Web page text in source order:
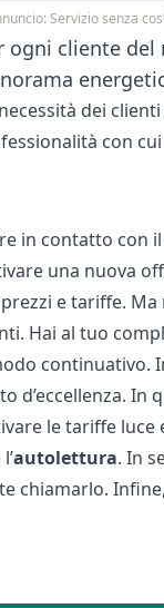
Servizio senza
ogni cliente del
dei
con
in contatto con
una nuova
e tariffe.
Hai al tuo
continuativo.
d’eccellenza. In
le tariffe luce
autolettura. In
chiamarlo.